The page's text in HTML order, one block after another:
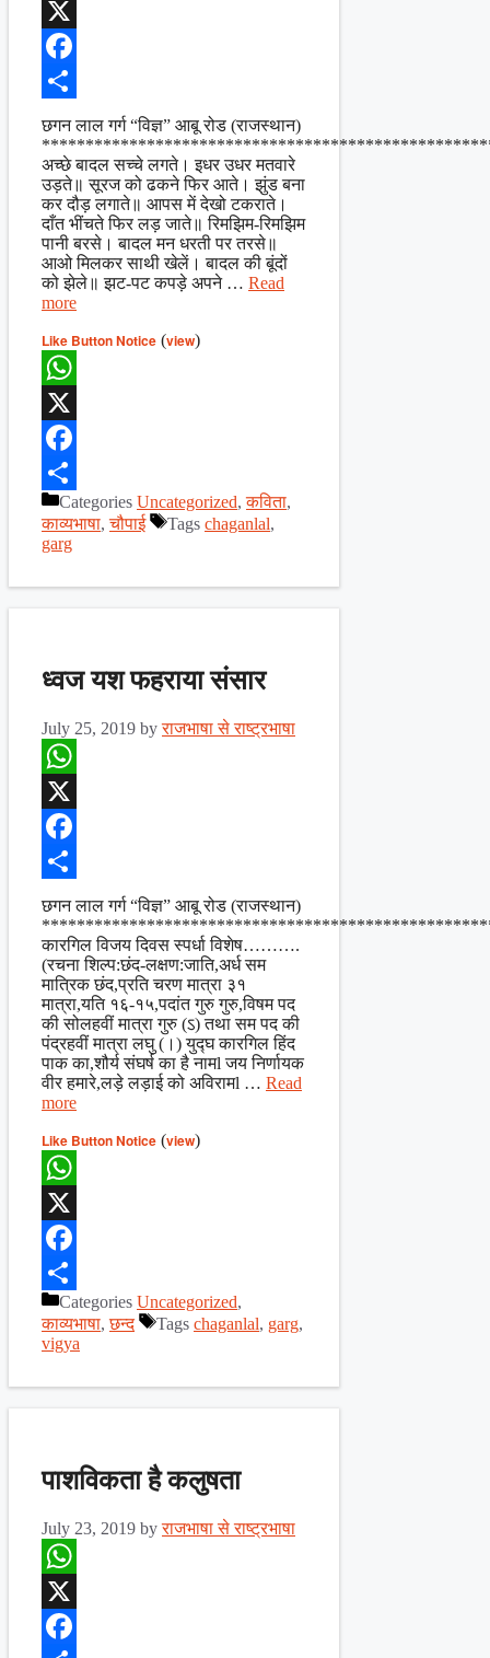
WhatsApp
X
Facebook
छगन लाल गर्ग “विज्ञ” आबू रोड (राजस्थान)
अच्छे बादल सच्चे लगते। इधर उधर मतवारे
उड़ते॥ सूरज को ढकने फिर आते। झुंड बना
कर दौड़ लगाते॥ आपस में देखो टकराते।
दाँत भींचते फिर लड़ जाते॥ रिमझिम-रिमझिम
पानी बरसे। बादल मन धरती पर तरसे॥
आओ मिलकर साथी खेलें। बादल की बूंदों
को झेले॥ झट-पट कपड़े अपने … Read
more
Like Button Notice (view)
WhatsApp
X
Facebook
ShareCategories Uncategorized,कविता,
काव्यभाषा,चौपाई Tags chaganlal,
garg
ध्वज यश फहराया संसार
July 25, 2019 byराजभाषा से राष्ट्रभाषा
WhatsApp
X
Facebook
छगन लाल गर्ग “विज्ञ” आबू रोड (राजस्थान)
कारगिल विजय दिवस स्पर्धा विशेष……….
(रचना शिल्प:छंद-लक्षण:जाति,अर्ध सम
मात्रिक छंद,प्रति चरण मात्रा ३१
मात्रा,यति १६-१५,पदांत गुरु गुरु,विषम पद
की सोलहवीं मात्रा गुरु (ऽ) तथा सम पद की
पंद्रहवीं मात्रा लघु (।) युद्घ कारगिल हिंद
पाक का,शौर्य संघर्ष का है नामl जय निर्णायक
वीर हमारे,लड़े लड़ाई को अविरामl … Read
more
Like Button Notice (view)
WhatsApp
X
Facebook
ShareCategories Uncategorized,
काव्यभाषा,छन्द Tags chaganlal, garg,
vigya
पाशविकता है कलुषता
July 23, 2019 byराजभाषा से राष्ट्रभाषा
WhatsApp
X